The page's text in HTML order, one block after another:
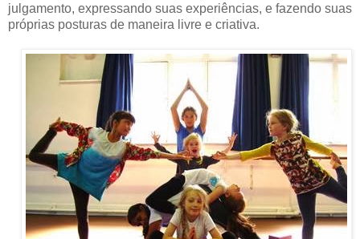
julgamento, expressando suas experiências, e fazendo suas
próprias posturas de maneira livre e criativa.